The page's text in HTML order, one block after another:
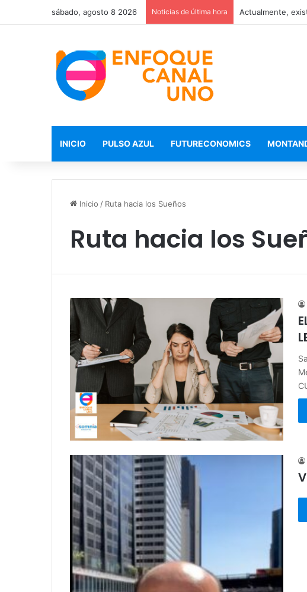
sábado, agosto 8 2026 Noticias de última hora
INICIO PULSO AZUL FUTURECONOMICS
Inicio / Ruta hacia los Sueños
Ruta hacia los